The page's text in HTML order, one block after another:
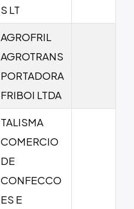
S LT
AGROFRIL
AGROTRANS
PORTADORA
FRIBOI LTDA
TALISMA
COMERCIO
DE
CONFECCO
ES E